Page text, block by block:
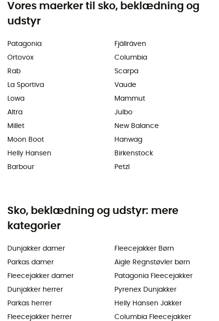
Vores maerker til sko, beklædning og
udstyr
Patagonia
Ortovox
Rab
La Sportiva
Lowa
Altra
Millet
Moon Boot
Helly Hansen
Barbour
Fjällräven
Columbia
Scarpa
Vaude
Mammut
Julbo
New Balance
Hanwag
Birkenstock
Petzl
Sko, beklædning og udstyr: mere
kategorier
Dunjakker damer
Parkas damer
Fleecejakker damer
Dunjakker herrer
Parkas herrer
Fleecejakker herrer
Fleecejakker Børn
Aigle Regnstøvler børn
Patagonia Fleecejakker
Pyrenex Dunjakker
Helly Hansen Jakker
Columbia Fleecejakker